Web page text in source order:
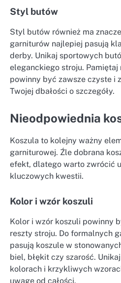
Styl butów
Styl butów również ma
garniturów najlepiej pasują
derby. Unikaj sportowych
eleganckiego stroju. Pamiętaj
powinny być zawsze czyste i
Twojej dbałości o szczegóły.
Nieodpowiednia
Koszula to kolejny ważny
garniturowej. Źle dobrana
efekt, dlatego warto zwrócić
kluczowych kwestii.
Kolor i wzór koszuli
Kolor i wzór koszuli powinny
reszty stroju. Do formalnych
pasują koszule w
biel, błękit czy szarość.
kolorach i krzykliwych
uwagę od całości.